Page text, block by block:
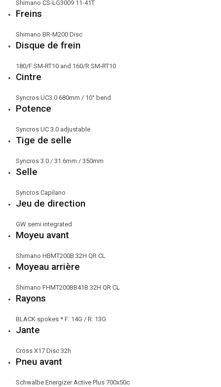
Shimano CS-LG3009 11-41T
Freins
Shimano BR-M200 Disc
Disque de frein
180/F SM-RT10 and 160/R SM-RT10
Cintre
Syncros UC3.0 680mm / 10° bend
Potence
Syncros UC 3.0 adjustable
Tige de selle
Syncros 3.0 / 31.6mm / 350mm
Selle
Syncros Capilano
Jeu de direction
GW semi integrated
Moyeu avant
Shimano HBMT200B 32H QR CL
Moyeau arrière
Shimano FHMT200BB41B 32H QR CL
Rayons
BLACK spokes * F: 14G / R: 13G
Jante
Cross X17 Disc 32h
Pneu avant
Schwalbe Energizer Active Plus 700x50c